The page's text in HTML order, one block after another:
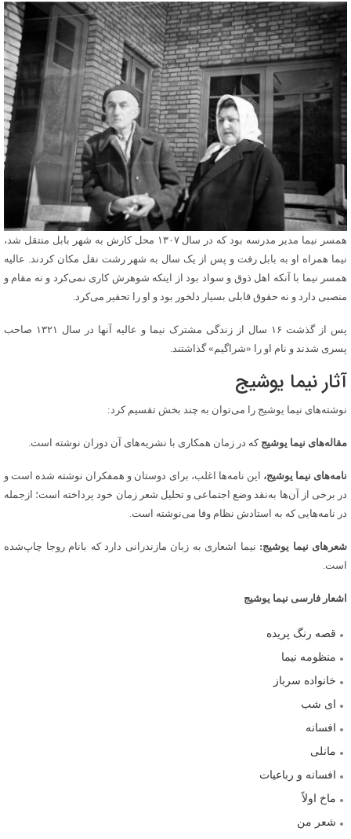
همسر نیما مدیر مدرسه بود که در سال ۱۳۰۷ محل کارش به شهر بابل منتقل شد،
نیما همراه او به بابل رفت و پس از یک سال به شهر رشت نقل مکان کردند. عالیه
همسر نیما با آنکه اهل ذوق و سواد بود از اینکه شوهرش کاری نمی‌کرد و نه مقام و
منصبی دارد و نه حقوق قابلی بسیار دلخور بود و او را تحقیر می‌کرد.
پس از گذشت ۱۶ سال از زندگی مشترک نیما و عالیه آنها در سال ۱۳۲۱ صاحب
پسری شدند و نام او را «شراگیم» گذاشتند.
آثار نیما یوشیج
نوشته‌های نیما یوشیج را می‌توان به چند بخش تقسیم کرد:
مقاله‌های نیما یوشیج که در زمان همکاری با نشریه‌های آن دوران نوشته است.
نامه‌های نیما یوشیج، این نامه‌ها اغلب، برای دوستان و همفکران نوشته شده است و
در برخی از آن‌ها به‌نقد وضع اجتماعی و تحلیل شعر زمان خود پرداخته است؛ ازجمله
در نامه‌هایی که به استادش نظام وفا می‌نوشته است.
شعرهای نیما یوشیج: نیما اشعاری به زبان مازندرانی دارد که بانام روجا چاپ‌شده
است.
اشعار فارسی نیما یوشیج
قصه رنگ پریده
منظومه نیما
خانواده سرباز
ای شب
افسانه
مانلی
افسانه و رباعیات
ماخ اولاً
شعر من